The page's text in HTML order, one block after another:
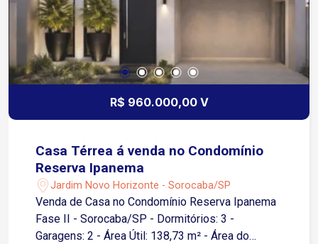
iluminação. Sobre o Condomínio: - Segurança 24h.
- Área de lazer completa e arborizada, conta com
duas piscinas, lago, quadras esportivas,
playground, quiosques e mais. Situação do
Imóvel: Finalizado
R$ 960.000,00 V
Casa Térrea á venda no Condomínio
Reserva Ipanema
Jardim Novo Horizonte - Sorocaba/SP
Venda de Casa no Condomínio Reserva Ipanema
Fase II - Sorocaba/SP - Dormitórios: 3 -
Garagens: 2 - Área Útil: 138,73 m² - Área do